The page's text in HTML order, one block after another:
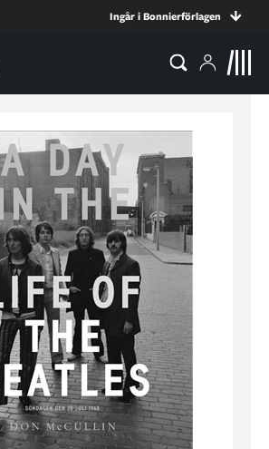
Ingår i Bonnierförlagen